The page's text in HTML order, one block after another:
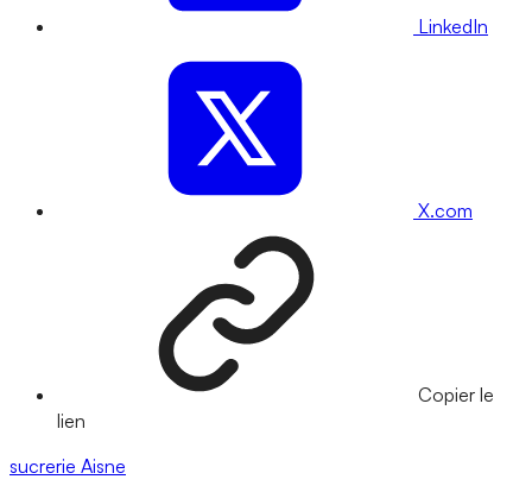
LinkedIn
X.com
Copier le
lien
sucrerie Aisne